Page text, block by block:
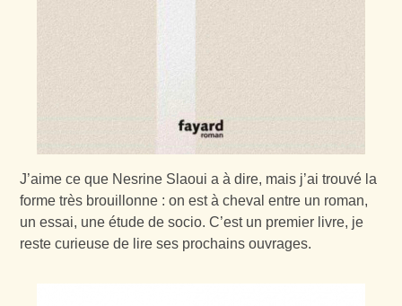
J’aime ce que Nesrine Slaoui a à dire, mais j’ai trouvé la
forme très brouillonne : on est à cheval entre un roman,
un essai, une étude de socio. C’est un premier livre, je
reste curieuse de lire ses prochains ouvrages.